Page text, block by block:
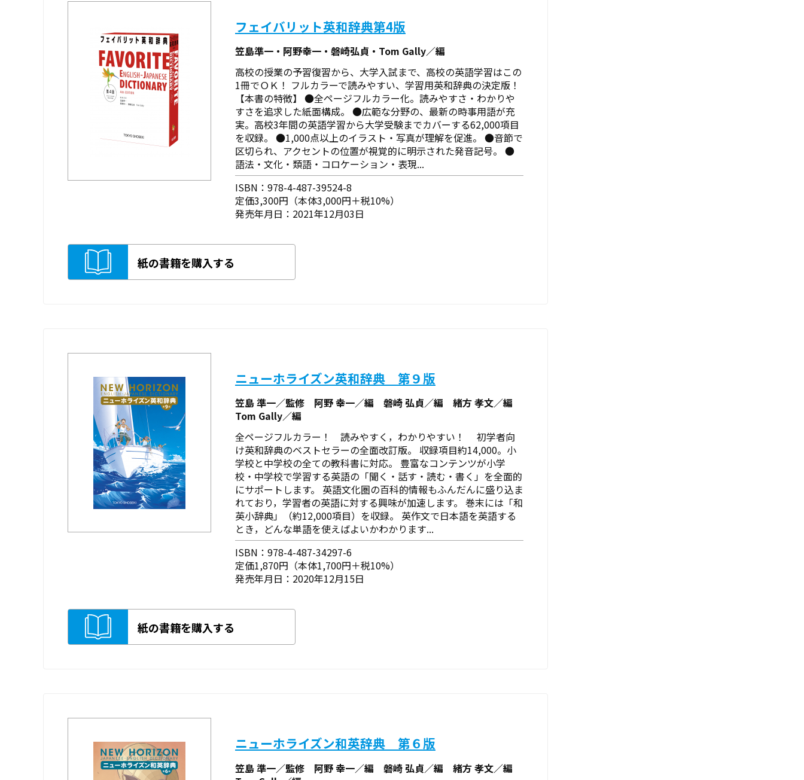
フェイバリット英和辞典第4版
笠島準一・阿野幸一・磐崎弘貞・Tom Gally／編
高校の授業の予習復習から、大学入試まで、高校の英語学習はこの
1冊でＯＫ！ フルカラーで読みやすい、学習用英和辞典の決定版！
【本書の特徴】 ●全ページフルカラー化。読みやすさ・わかりや
すさを追求した紙面構成。 ●広範な分野の、最新の時事用語が充
実。高校3年間の英語学習から大学受験までカバーする62,000項目
を収録。 ●1,000点以上のイラスト・写真が理解を促進。 ●音節で
区切られ、アクセントの位置が視覚的に明示された発音記号。 ●
語法・文化・類語・コロケーション・表現...
ISBN：978-4-487-39524-8
定価3,300円（本体3,000円＋税10%）
発売年月日：2021年12月03日
紙の書籍を購入する
ニューホライズン英和辞典 第９版
笠島 準一／監修 阿野 幸一／編 磐崎 弘貞／編 緒方 孝文／編
Tom Gally／編
全ページフルカラー！ 読みやすく，わかりやすい！ 初学者向
け英和辞典のベストセラーの全面改訂版。 収録項目約14,000。小
学校と中学校の全ての教科書に対応。 豊富なコンテンツが小学
校・中学校で学習する英語の「聞く・話す・読む・書く」を全面的
にサポートします。 英語文化圏の百科的情報もふんだんに盛り込ま
れており，学習者の英語に対する興味が加速します。 巻末には「和
英小辞典」（約12,000項目）を収録。 英作文で日本語を英語する
とき，どんな単語を使えばよいかわかります...
ISBN：978-4-487-34297-6
定価1,870円（本体1,700円＋税10%）
発売年月日：2020年12月15日
紙の書籍を購入する
ニューホライズン和英辞典 第６版
笠島 準一／監修 阿野 幸一／編 磐崎 弘貞／編 緒方 孝文／編